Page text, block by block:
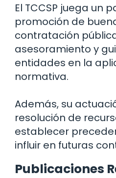
El TCCSP juega un
promoción de
contratación
asesoramiento y
entidades en la
normativa.
Además, su
resolución de
establecer
influir en futuras
Publicaciones